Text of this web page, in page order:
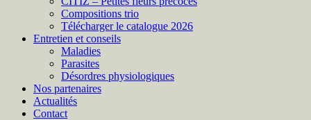
Compositions trio
Télécharger le catalogue 2026
Entretien et conseils
Maladies
Parasites
Désordres physiologiques
Nos partenaires
Actualités
Contact